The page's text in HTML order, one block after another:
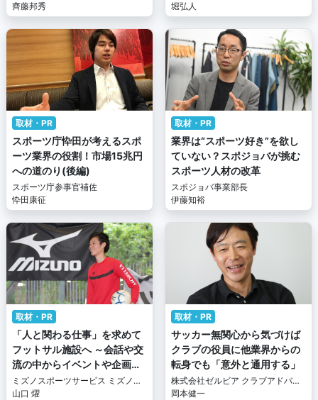
NESTA（全米エクササイズ＆スポ
ーツトレーナー協会） JAPANエグ
ゼクティブオペレーショナルチー
齊藤邦秀
ーシップ オフィス ヴァイス オフィ
スマネジャー
堀弘人
取材・PR
スポーツ庁忰田が考えるスポ
ーツ業界の役割！市場15兆円
への道のり(後編)
スポーツ庁参事官補佐
忰田康征
取材・PR
業界は“スポーツ好き”を欲し
ていない？スポジョバが挑む
スポーツ人材の改革
スポジョバ事業部長
伊藤知裕
取材・PR
「人と関わる仕事」を求めて
フットサル施設へ ～会話や交
流の中からイベントや企画を
生みだす～
ミズノスポーツサービス ミズノフ
ットサルプラザ味の素スタジアム
山口 燿
取材・PR
サッカー無関心から気づけば
クラブの役員に他業界からの
転身でも「意外と通用する」
株式会社ゼルビア クラブアドバイ
ザー
岡本健一